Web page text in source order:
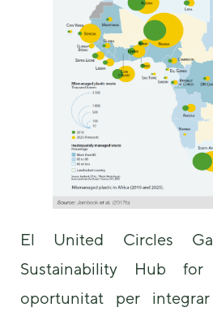
El United Circles
Sustainability Hub
oportunitat per